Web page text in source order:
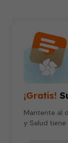
¡Gratis!
Mantente al
y Salud tiene